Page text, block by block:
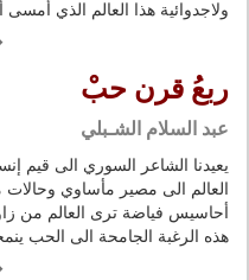
ولاجدوائية هذا العالم الذي
ربعُ قرن حبْ
عبد السلام الشـبلي
يعيدنا الشاعر السوري الى قيم
العالم الى مصير مأساوي وحالات
أحاسيس فياضة ترى العالم من
هذه الرغبة الجامحة الى الحب